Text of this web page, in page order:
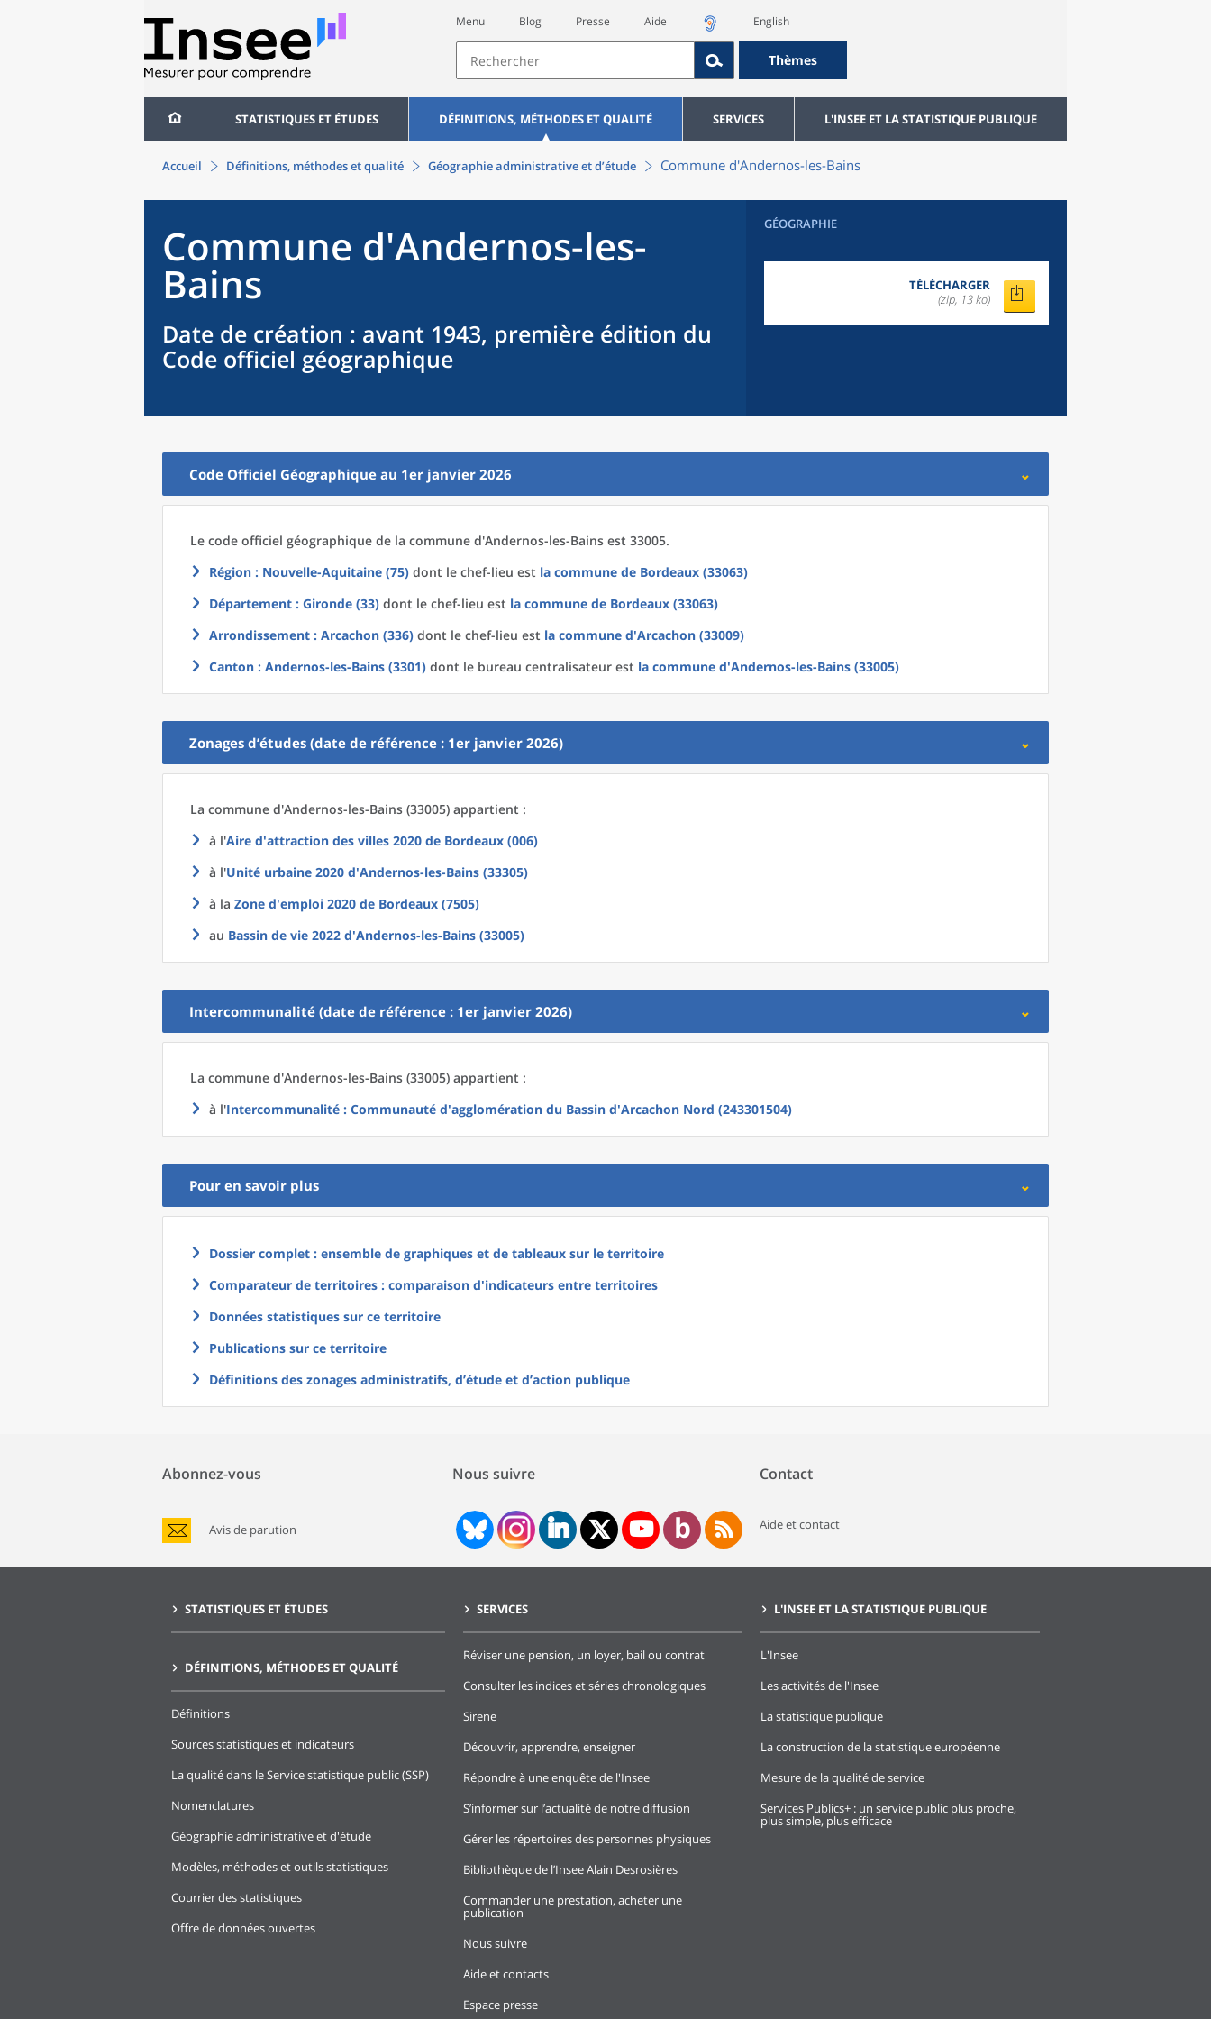
Menu Blog Presse Aide English
Thèmes
STATISTIQUES ET ÉTUDES DÉFINITIONS, MÉTHODES ET QUALITÉ SERVICES L'INSEE ET LA STATISTIQUE PUBLIQUE
Accueil Définitions, méthodes et qualité Géographie administrative et d’étude Commune d'Andernos-les-Bains
Commune d'Andernos-les-
Bains
Date de création : avant 1943, première édition du
Code officiel géographique
GÉOGRAPHIE
TÉLÉCHARGER
(zip, 13 ko)
Code Officiel Géographique au 1er janvier 2026
Le code officiel géographique de la commune d'Andernos-les-Bains est 33005.
Région : Nouvelle-Aquitaine (75) dont le chef-lieu est la commune de Bordeaux (33063)
Département : Gironde (33) dont le chef-lieu est la commune de Bordeaux (33063)
Arrondissement : Arcachon (336) dont le chef-lieu est la commune d'Arcachon (33009)
Canton : Andernos-les-Bains (3301) dont le bureau centralisateur est la commune d'Andernos-les-Bains (33005)
Zonages d’études (date de référence : 1er janvier 2026)
La commune d'Andernos-les-Bains (33005) appartient :
à l'Aire d'attraction des villes 2020 de Bordeaux (006)
à l'Unité urbaine 2020 d'Andernos-les-Bains (33305)
à la Zone d'emploi 2020 de Bordeaux (7505)
au Bassin de vie 2022 d'Andernos-les-Bains (33005)
Intercommunalité (date de référence : 1er janvier 2026)
La commune d'Andernos-les-Bains (33005) appartient :
à l'Intercommunalité : Communauté d'agglomération du Bassin d'Arcachon Nord (243301504)
Pour en savoir plus
Dossier complet : ensemble de graphiques et de tableaux sur le territoire
Comparateur de territoires : comparaison d'indicateurs entre territoires
Données statistiques sur ce territoire
Publications sur ce territoire
Définitions des zonages administratifs, d’étude et d’action publique
Abonnez-vous
Avis de parution
Nous suivre Contact
Aide et contact
STATISTIQUES ET ÉTUDES
DÉFINITIONS, MÉTHODES ET QUALITÉ
Définitions
Sources statistiques et indicateurs
La qualité dans le Service statistique public (SSP)
Nomenclatures
Géographie administrative et d'étude
Modèles, méthodes et outils statistiques
Courrier des statistiques
Offre de données ouvertes
SERVICES
Réviser une pension, un loyer, bail ou contrat
Consulter les indices et séries chronologiques
Sirene
Découvrir, apprendre, enseigner
Répondre à une enquête de l'Insee
S’informer sur l’actualité de notre diffusion
Gérer les répertoires des personnes physiques
Bibliothèque de l’Insee Alain Desrosières
Commander une prestation, acheter une
publication
Nous suivre
Aide et contacts
Espace presse
L'INSEE ET LA STATISTIQUE PUBLIQUE
L'Insee
Les activités de l'Insee
La statistique publique
La construction de la statistique européenne
Mesure de la qualité de service
Services Publics+ : un service public plus proche,
plus simple, plus efficace